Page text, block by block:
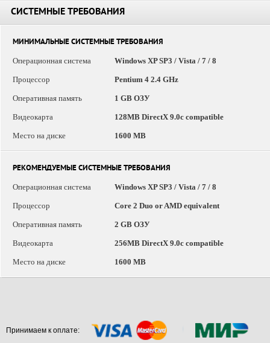
СИСТЕМНЫЕ ТРЕБОВАНИЯ
МИНИМАЛЬНЫЕ СИСТЕМНЫЕ ТРЕБОВАНИЯ
Операционная система
Windows XP SP3 / Vista / 7 / 8
Процессор Pentium 4 2.4 GHz
Оперативная память 1 GB ОЗУ
Видеокарта 128MB DirectX 9.0c compatible
Место на диске 1600 MB
РЕКОМЕНДУЕМЫЕ СИСТЕМНЫЕ ТРЕБОВАНИЯ
Операционная система
Windows XP SP3 / Vista / 7 / 8
Процессор Core 2 Duo or AMD equivalent
Оперативная память 2 GB ОЗУ
Видеокарта 256MB DirectX 9.0c compatible
Место на диске 1600 MB
Принимаем к оплате: